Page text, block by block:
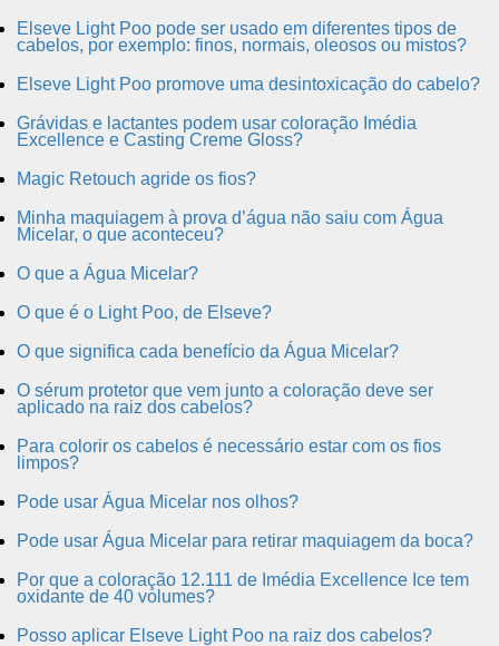
Elseve Light Poo pode ser usado em diferentes tipos de
cabelos, por exemplo: finos, normais, oleosos ou mistos?
Elseve Light Poo promove uma desintoxicação do cabelo?
Grávidas e lactantes podem usar coloração Imédia
Excellence e Casting Creme Gloss?
Magic Retouch agride os fios?
Minha maquiagem à prova d’água não saiu com Água
Micelar, o que aconteceu?
O que a Água Micelar?
O que é o Light Poo, de Elseve?
O que significa cada benefício da Água Micelar?
O sérum protetor que vem junto a coloração deve ser
aplicado na raiz dos cabelos?
Para colorir os cabelos é necessário estar com os fios
limpos?
Pode usar Água Micelar nos olhos?
Pode usar Água Micelar para retirar maquiagem da boca?
Por que a coloração 12.111 de Imédia Excellence Ice tem
oxidante de 40 volumes?
Posso aplicar Elseve Light Poo na raiz dos cabelos?